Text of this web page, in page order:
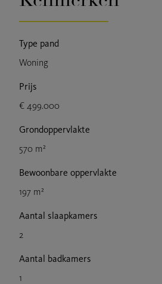
Type pand
Woning
Prijs
€ 499.000
Grondoppervlakte
570 m²
Bewoonbare oppervlakte
197 m²
Aantal slaapkamers
2
Aantal badkamers
1